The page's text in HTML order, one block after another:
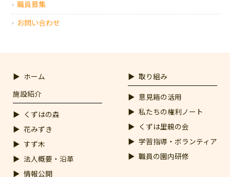
職員募集
お問い合わせ
ホーム
施設紹介
くずはの森
花みずき
すず木
法人概要・沿革
情報公開
取り組み
意見箱の活用
私たちの権利ノート
くずは里親の会
学習指導・ボランティア
職員の園内研修